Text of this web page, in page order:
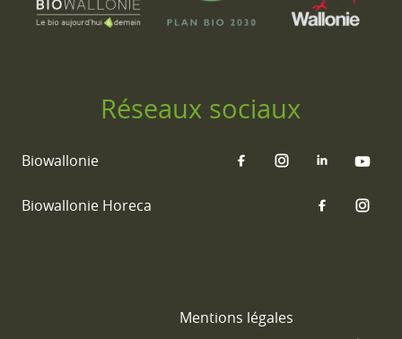
Réseaux sociaux
Biowallonie
Biowallonie Horeca
Mentions légales